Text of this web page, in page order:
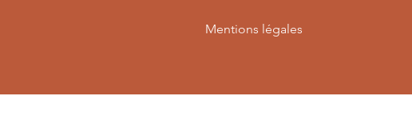
Mentions légales